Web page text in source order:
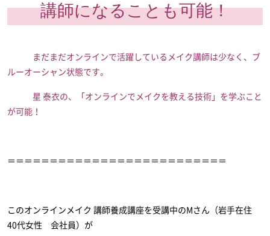
講師になることも可能！
まだまだオンラインで活躍しているメイク講師は少なく、ブ
ルーオーシャン状態です。
星 泰衣の、「オンラインでメイクを教える技術」を学ぶこと
が可能！
＝＝＝＝＝＝＝＝＝＝＝＝＝＝＝＝＝＝＝＝＝＝＝＝＝＝
このオンラインメイク 講師養成講座を受講中のMさん（岩手在住
40代女性 会社員）が